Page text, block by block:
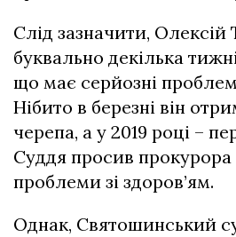
Слід зазначити,
буквально декілька
що має серйозні
Нібито в березні він
черепа, а у 2019 році –
Суддя просив
проблеми зі здоров’ям.
Однак, Святошинський